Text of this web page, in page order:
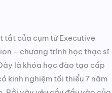
tắt của cụm từ Executive
– chương trình học thạc sĩ
là khóa học đào tạo cấp
kinh nghiệm tối thiểu 7 năm